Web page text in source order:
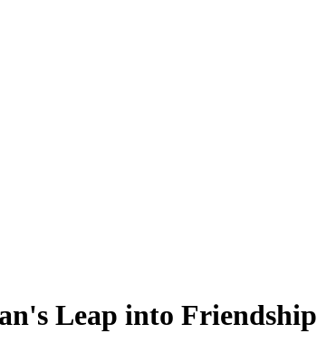
Leap into Friendship